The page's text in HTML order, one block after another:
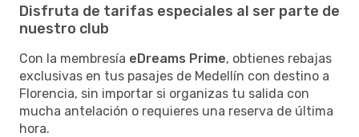
Disfruta de tarifas especiales al ser parte de
nuestro club
Con la membresía eDreams Prime, obtienes rebajas
exclusivas en tus pasajes de Medellín con destino a
Florencia, sin importar si organizas tu salida con
mucha antelación o requieres una reserva de última
hora.